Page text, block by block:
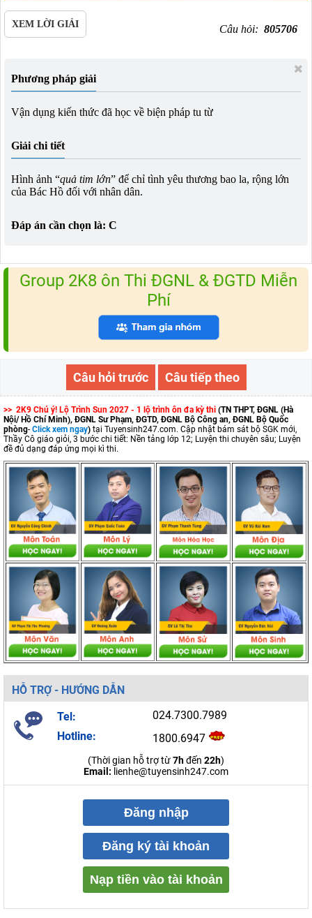
XEM LỜI GIẢI Câu hỏi: 805706
Phương pháp giải
Vận dụng kiến thức đã học về biện pháp tu từ
Giải chi tiết
Hình ảnh “quả tim lớn” để chỉ tình yêu thương bao la, rộng lớn
của Bác Hồ đối với nhân dân.
Đáp án cần chọn là: C
Group 2K8 ôn Thi ĐGNL & ĐGTD Miễn
Phí
Câu hỏi trước Câu tiếp theo
>> 2K9 Chú ý! Lộ Trình Sun 2027 - 1 lộ trình ôn đa kỳ thi (TN THPT, ĐGNL (Hà
Nội/ Hồ Chí Minh), ĐGNL Sư Phạm, ĐGTD, ĐGNL Bộ Công an, ĐGNL Bộ Quốc
phòng- Click xem ngay) tại Tuyensinh247.com. Cập nhật bám sát bộ SGK mới,
Thầy Cô giáo giỏi, 3 bước chi tiết: Nền tảng lớp 12; Luyện thi chuyên sâu; Luyện
đề đủ dạng đáp ứng mọi kì thi.
HỖ TRỢ - HƯỚNG DẪN
Tel:
024.7300.7989
Hotline:
1800.6947
(Thời gian hỗ trợ từ7hđến 22h)
Email: lienhe@tuyensinh247.com
Đăng nhập
Đăng ký tài khoản
Nạp tiền vào tài khoản